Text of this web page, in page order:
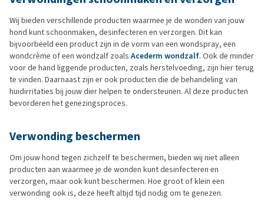
Wij bieden verschillende producten waarmee je de wonden van jouw
hond kunt schoonmaken, desinfecteren en verzorgen. Dit kan
bijvoorbeeld een product zijn in de vorm van een wondspray, een
wondcrème of een wondzalf zoals Acederm wondzalf. Ook de minder
voor de hand liggende producten, zoals herstelvoeding, zijn hier terug
te vinden. Daarnaast zijn er ook producten die de behandeling van
huidirritaties bij jouw dier helpen te ondersteunen. Al deze producten
bevorderen het genezingsproces.
Verwonding beschermen
Om jouw hond tegen zichzelf te beschermen, bieden wij niet alleen
producten aan waarmee je de wonden kunt desinfecteren en
verzorgen, maar ook kunt beschermen. Hoe groot of klein een
verwonding ook is, deze heeft altijd tijd nodig om te genezen.